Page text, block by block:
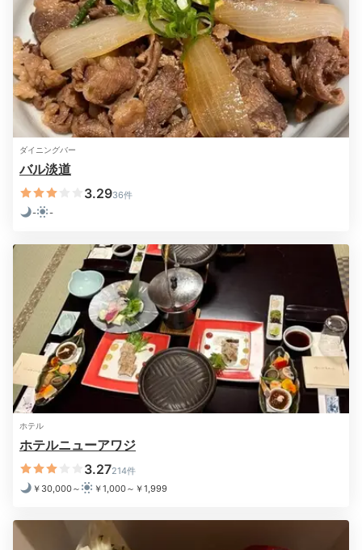
バル淡道
ホテルには、オープンキッチンのレストラン「バル淡
道」や海を一望するフレンチレストラン「シーサイ
ンが豊富。「バル淡道」では淡路島の食材を使用した料
理を気軽にいただけます。
Night
20:30
お部屋や館内で
とことんリラックス♡
※設備・アメニティは、確認が取れている情報を表示しています。
ダイニングバー
バル淡道
3.2936件
-
-
ホテル
ホテルニューアワジ
3.27214件
￥30,000～
￥1,000～￥1,999